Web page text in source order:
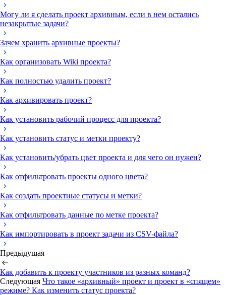
Могу ли я сделать проект архивным, если в нем остались
незакрытые задачи?
Зачем хранить архивные проекты?
Как организовать Wiki проекта?
Как полностью удалить проект?
Как архивировать проект?
Как установить рабочий процесс для проекта?
Как установить статус и метки проекту?
Как установить/убрать цвет проекта и для чего он нужен?
Как отфильтровать проекты одного цвета?
Как создать проектные статусы и метки?
Как отфильтровать данные по метке проекта?
Как импортировать в проект задачи из CSV-файла?
Предыдущая
Как добавить к проекту участников из разных команд?
Следующая Что такое «архивный» проект и проект в «спящем»
режиме? Как изменить статус проекта?